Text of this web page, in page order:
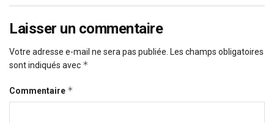
Laisser un commentaire
Votre adresse e-mail ne sera pas publiée. Les champs obligatoires
sont indiqués avec *
Commentaire *